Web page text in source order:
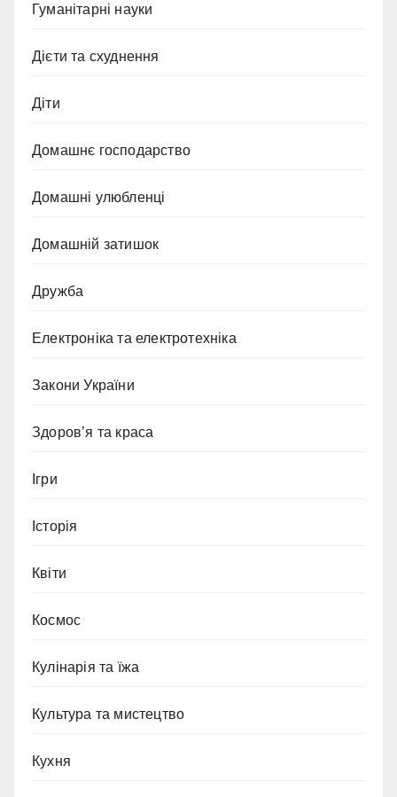
Гуманітарні науки
Дієти та схуднення
Діти
Домашнє господарство
Домашні улюбленці
Домашній затишок
Дружба
Електроніка та електротехніка
Закони України
Здоров’я та краса
Ігри
Історія
Квіти
Космос
Кулінарія та їжа
Культура та мистецтво
Кухня